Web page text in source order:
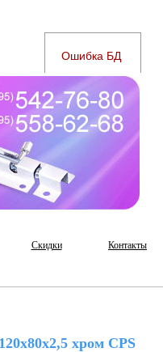
Скидки Контакты
хром CPS